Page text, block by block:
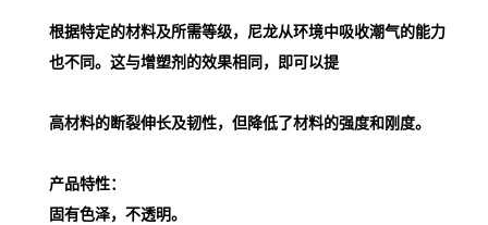
根据特定的材料及所需等级，尼龙从环境中吸收潮气的能力
也不同。这与增塑剂的效果相同，即可以提
高材料的断裂伸长及韧性，但降低了材料的强度和刚度。
产品特性：
固有色泽，不透明。